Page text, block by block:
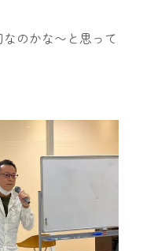
のかな〜と思って